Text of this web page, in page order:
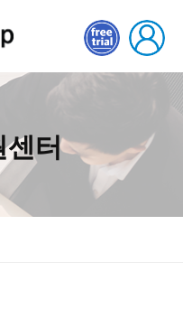
프
센터